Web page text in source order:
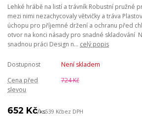
Lehké hrábě na listí a trávník Robustní pružné
mezi nimi nezachycovaly větvičky a tráva
úchopu pro příjemné držení a ochranu před
otvor na konci násady pro snadné skladování
snadnou práci Design n... celý popis
Dostupnost
Není skladem
Cena před
slevou
724 Kč
652 Kč/ks539 Kčbez DPH